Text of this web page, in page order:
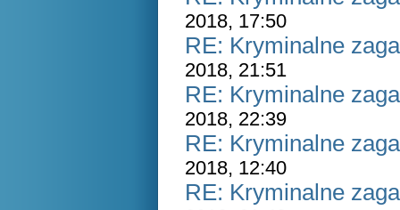
2018, 17:50
RE: Kryminalne
2018, 21:51
RE: Kryminalne
2018, 22:39
RE: Kryminalne
2018, 12:40
RE: Kryminalne